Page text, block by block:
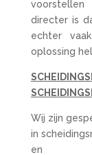
directer is
echter
oplossing
Wij zijn
in
en